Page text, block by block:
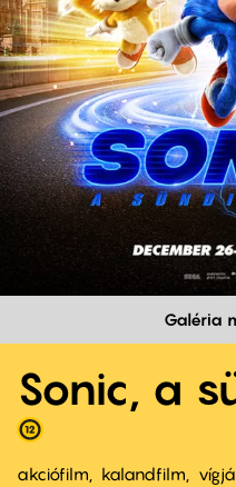
Galéria
Sonic, a
akciófilm kalandfilm